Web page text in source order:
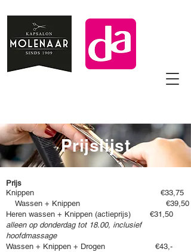
Prijslijst
Prijs
Knippen €33,75
Wassen + Knippen €39,50
Heren wassen + Knippen (actieprijs) €31,50
alleen op donderdag tot 18.00, inclusief
hoofdmassage
Wassen + Knippen + Drogen €43,-